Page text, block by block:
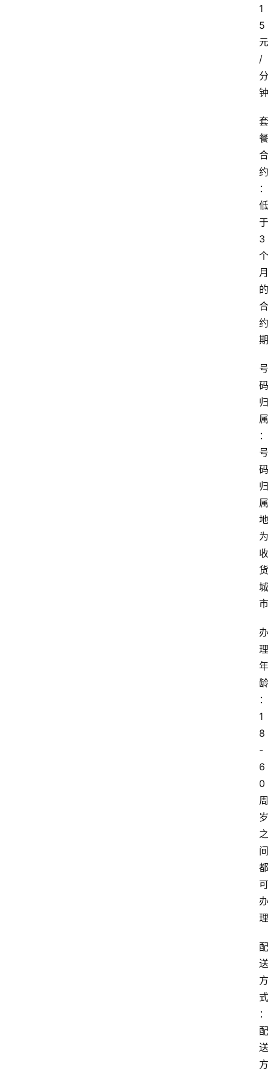
1
5
元
/
分
钟
套
餐
合
约
：
低
于
3
个
月
的
合
约
期
号
码
归
属
：
号
码
归
属
地
为
收
货
城
市
办
理
年
龄
：
1
8
-
6
0
周
岁
之
间
都
可
办
理
配
送
方
式
：
配
送
方